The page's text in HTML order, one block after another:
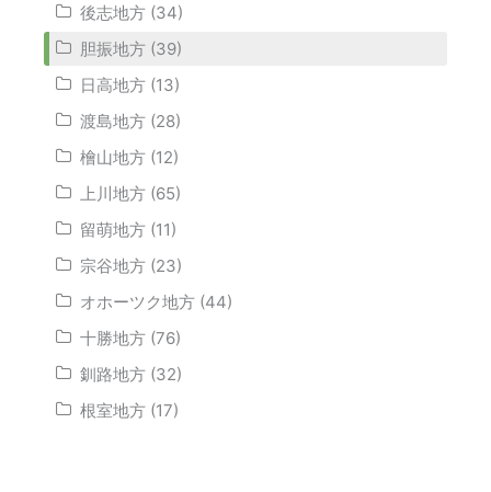
後志地方 (34)
胆振地方 (39)
日高地方 (13)
渡島地方 (28)
檜山地方 (12)
上川地方 (65)
留萌地方 (11)
宗谷地方 (23)
オホーツク地方 (44)
十勝地方 (76)
釧路地方 (32)
根室地方 (17)